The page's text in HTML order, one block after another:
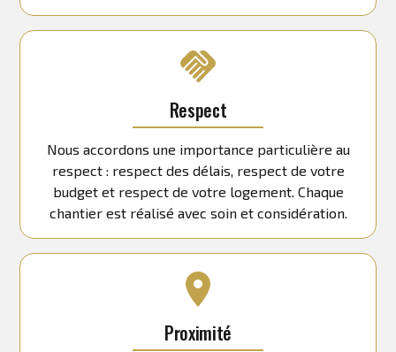
Respect
Nous accordons une importance particulière au
respect : respect des délais, respect de votre
budget et respect de votre logement. Chaque
chantier est réalisé avec soin et considération.
Proximité